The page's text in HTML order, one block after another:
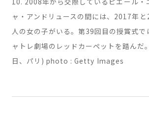
10. 2008年から交際しているピエール・
ャ・アンドリュースの間には、2017年と
人の女の子がいる。第39回目の授賞式で
ャトレ劇場のレッドカーペットを踏んだ